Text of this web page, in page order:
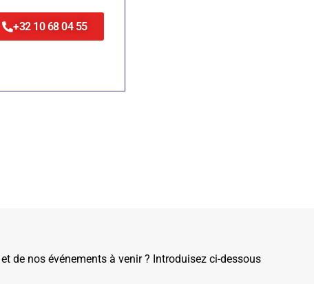
+32 10 68 04 55
de nos événements à venir ? Introduisez ci-dessous